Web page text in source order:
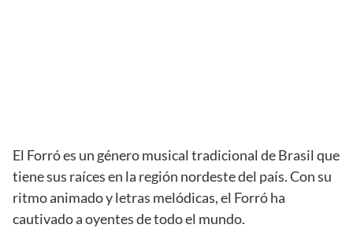
El Forró es un género musical tradicional de Brasil que
tiene sus raíces en la región nordeste del país. Con su
ritmo animado y letras melódicas, el Forró ha
cautivado a oyentes de todo el mundo.